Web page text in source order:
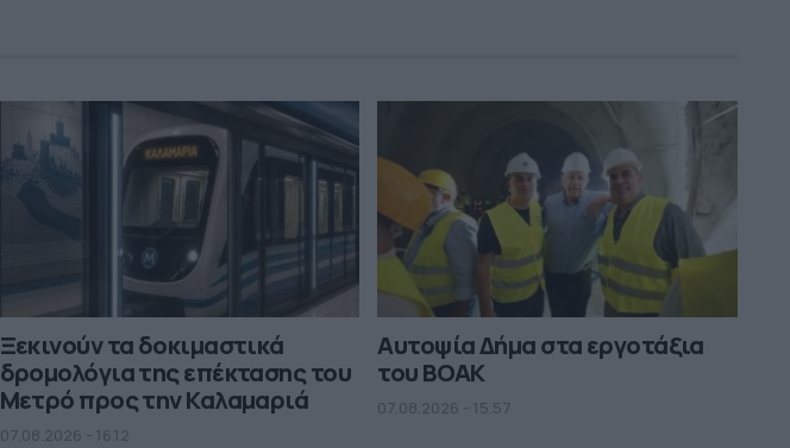
Ξεκινούν τα δοκιμαστικά
δρομολόγια της επέκτασης του
Μετρό προς την Καλαμαριά
07.08.2026 - 16.12
Αυτοψία Δήμα στα εργοτάξια
του ΒΟΑΚ
07.08.2026 - 15.57